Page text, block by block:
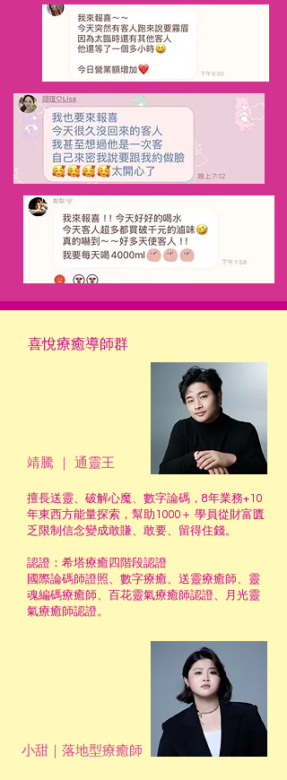
​喜悅療癒導師群
靖騰 ｜ 通靈王
擅長送靈、破解心魔、數字論碼，8年業務+10
年東西方能量探索，幫助1000＋ 學員從財富匱
乏限制信念變成敢賺、敢要、留得住錢。
認證：希塔療癒四階段認證
國際論碼師證照、數字療癒、送靈療癒師、靈
魂編碼療癒師、百花靈氣療癒師認證、月光靈
氣療癒師認證。
小甜｜落地型療癒師